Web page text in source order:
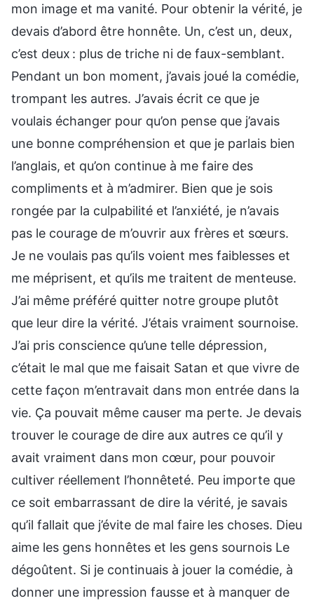
mon image et ma vanité. Pour obtenir la vérité, je
devais d’abord être honnête. Un, c’est un, deux,
c’est deux : plus de triche ni de faux-semblant.
Pendant un bon moment, j’avais joué la comédie,
trompant les autres. J’avais écrit ce que je
voulais échanger pour qu’on pense que j’avais
une bonne compréhension et que je parlais bien
l’anglais, et qu’on continue à me faire des
compliments et à m’admirer. Bien que je sois
rongée par la culpabilité et l’anxiété, je n’avais
pas le courage de m’ouvrir aux frères et sœurs.
Je ne voulais pas qu’ils voient mes faiblesses et
me méprisent, et qu’ils me traitent de menteuse.
J’ai même préféré quitter notre groupe plutôt
que leur dire la vérité. J’étais vraiment sournoise.
J’ai pris conscience qu’une telle dépression,
c’était le mal que me faisait Satan et que vivre de
cette façon m’entravait dans mon entrée dans la
vie. Ça pouvait même causer ma perte. Je devais
trouver le courage de dire aux autres ce qu’il y
avait vraiment dans mon cœur, pour pouvoir
cultiver réellement l’honnêteté. Peu importe que
ce soit embarrassant de dire la vérité, je savais
qu’il fallait que j’évite de mal faire les choses. Dieu
aime les gens honnêtes et les gens sournois Le
dégoûtent. Si je continuais à jouer la comédie, à
donner une impression fausse et à manquer de